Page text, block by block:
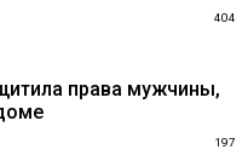
404
права мужчины,
197